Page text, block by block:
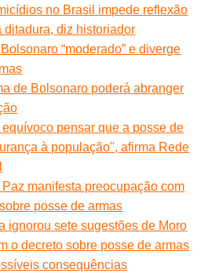
no Brasil impede reflexão
ditadura, diz historiador
“moderado” e diverge
de Bolsonaro poderá abranger
pensar que a posse de
à população", afirma Rede
Paz manifesta preocupação com
posse de armas
ignorou sete sugestões de Moro
o decreto sobre posse de armas
consequências